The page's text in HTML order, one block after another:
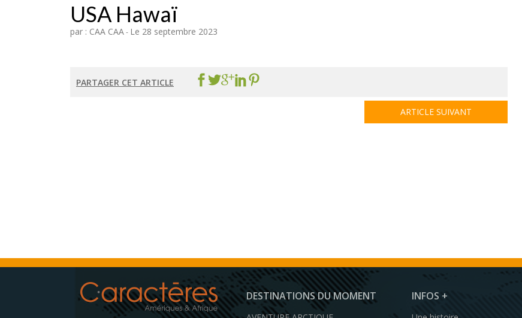
USA Hawaï
par : CAA CAA- Le 28 septembre 2023
PARTAGER CET ARTICLE
ARTICLE SUIVANT
DESTINATIONS DU MOMENT INFOS +